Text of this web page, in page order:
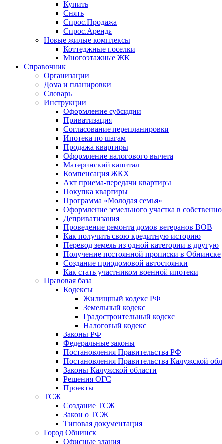
Купить
Снять
Спрос.Продажа
Спрос.Аренда
Новые жилые комплексы
Коттеджные поселки
Многоэтажные ЖК
Справочник
Организации
Дома и планировки
Словарь
Инструкции
Оформление субсидии
Приватизация
Согласование перепланировки
Ипотека по шагам
Продажа квартиры
Оформление налогового вычета
Материнский капитал
Компенсация ЖКХ
Акт приема-передачи квартиры
Покупка квартиры
Программа «Молодая семья»
Оформление земельного участка в
Деприватизация
Проведение ремонта домов ветеранов ВОВ
Как получить свою кредитную историю
Перевод земель из одной категории в другую
Получение постоянной прописки в Обнинске
Создание приодомовой автостоянки
Как стать участником военной ипотеки
Правовая база
Кодексы
Жилищный кодекс РФ
Земельный кодекс
Градостроительный кодекс
Налоговый кодекс
Законы РФ
Федеральные законы
Постановления Правительства РФ
Постановления Правительства Калужской
Законы Калужской области
Решения ОГС
Проекты
ТСЖ
Создание ТСЖ
Закон о ТСЖ
Типовая документация
Город Обнинск
Офисные здания